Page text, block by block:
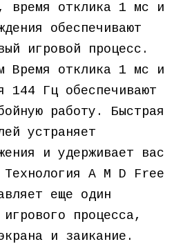
время отклика 1 мс и
обеспечивают
игровой процесс.
Время отклика 1 мс и
144 Гц обеспечивают
работу. Быстрая
устраняет
и удерживает вас
A M D Free
еще один
процесса,
и заикание.